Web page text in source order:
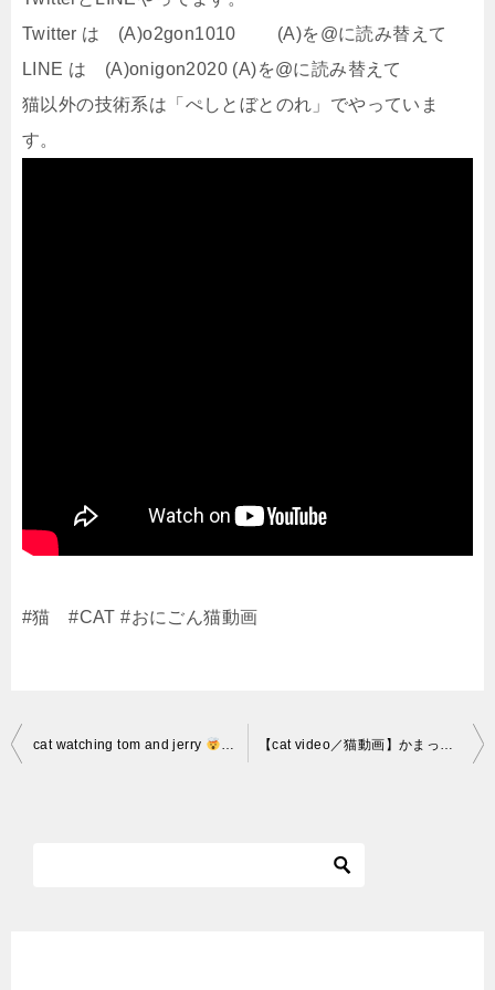
Twitter は (A)o2gon1010 (A)を@に読み替えて
LINE は (A)onigon2020 (A)を@に読み替えて
猫以外の技術系は「ぺしとぼとのれ」でやっていま
す。
#猫 #CAT #おにごん猫動画
投
cat watching tom and jerry funny reaction #shorts 【cat video／猫動画】かまってニャン play with me! #138